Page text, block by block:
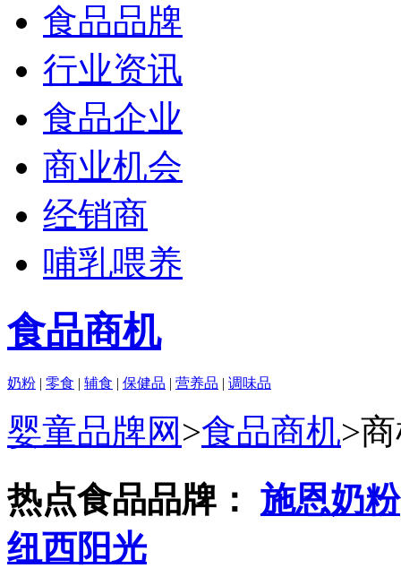
食品品牌
行业资讯
食品企业
商业机会
经销商
哺乳喂养
食品商机
奶粉 | 零食 | 辅食 | 保健品 | 营养品 | 调味品
婴童品牌网 >食品商机>
热点食品品牌： 施恩奶粉
纽西阳光